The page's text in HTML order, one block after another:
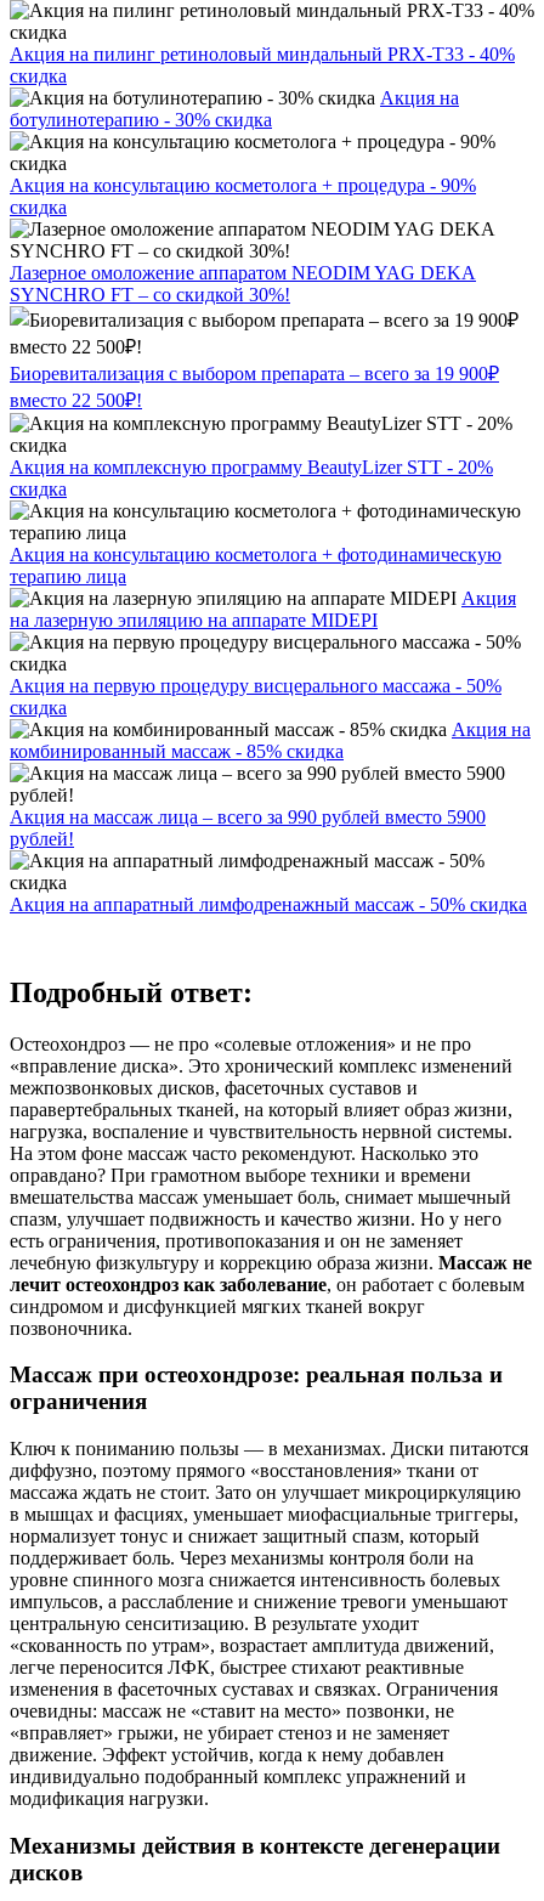
Акция на пилинг ретиноловый миндальный PRX-T33 - 40%
скидка
Акция на
ботулинотерапию - 30% скидка
Акция на консультацию косметолога + процедура - 90%
скидка
Лазерное омоложение аппаратом NEODIM YAG DEKA
SYNCHRO FT – со скидкой 30%!
Биоревитализация с выбором препарата – всего за 19 900₽
вместо 22 500₽!
Акция на комплексную программу BeautyLizer STT - 20%
скидка
Акция на консультацию косметолога + фотодинамическую
терапию лица
Акция
на лазерную эпиляцию на аппарате MIDEPI
Акция на первую процедуру висцерального массажа - 50%
скидка
Акция на
комбинированный массаж - 85% скидка
Акция на массаж лица – всего за 990 рублей вместо 5900
рублей!
Акция на аппаратный лимфодренажный массаж - 50% скидка
Подробный ответ:
Остеохондроз — не про «солевые отложения» и не про
«вправление диска». Это хронический комплекс изменений
межпозвонковых дисков, фасеточных суставов и
паравертебральных тканей, на который влияет образ жизни,
нагрузка, воспаление и чувствительность нервной системы.
На этом фоне массаж часто рекомендуют. Насколько это
оправдано? При грамотном выборе техники и времени
вмешательства массаж уменьшает боль, снимает мышечный
спазм, улучшает подвижность и качество жизни. Но у него
есть ограничения, противопоказания и он не заменяет
лечебную физкультуру и коррекцию образа жизни. Массаж не
лечит остеохондроз как заболевание, он работает с болевым
синдромом и дисфункцией мягких тканей вокруг
позвоночника.
Массаж при остеохондрозе: реальная польза и
ограничения
Ключ к пониманию пользы — в механизмах. Диски питаются
диффузно, поэтому прямого «восстановления» ткани от
массажа ждать не стоит. Зато он улучшает микроциркуляцию
в мышцах и фасциях, уменьшает миофасциальные триггеры,
нормализует тонус и снижает защитный спазм, который
поддерживает боль. Через механизмы контроля боли на
уровне спинного мозга снижается интенсивность болевых
импульсов, а расслабление и снижение тревоги уменьшают
центральную сенситизацию. В результате уходит
«скованность по утрам», возрастает амплитуда движений,
легче переносится ЛФК, быстрее стихают реактивные
изменения в фасеточных суставах и связках. Ограничения
очевидны: массаж не «ставит на место» позвонки, не
«вправляет» грыжи, не убирает стеноз и не заменяет
движение. Эффект устойчив, когда к нему добавлен
индивидуально подобранный комплекс упражнений и
модификация нагрузки.
Механизмы действия в контексте дегенерации
дисков